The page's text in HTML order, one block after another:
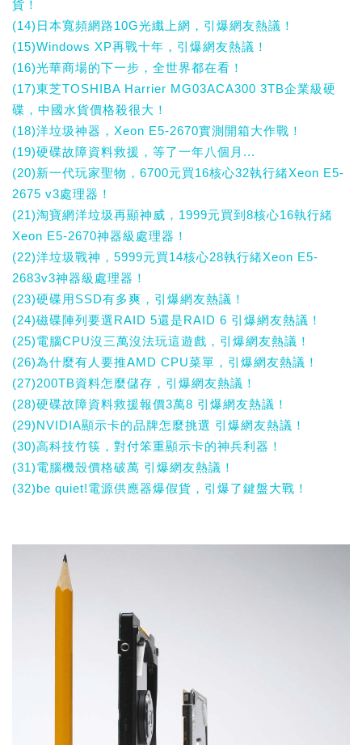
貨！
(14)日本寬頻網路10G光纖上網，引爆網友熱議！
(15)Windows XP再戰十年，引爆網友熱議！
(16)光華商場的下一步，全世界都在看！
(17)東芝TOSHIBA Harrier MG03ACA300 3TB企業級硬
碟，中國水貨價格殺很大！
(18)洋垃圾神器，Xeon E5-2670實測開箱大作戰！
(19)硬碟故障資料救援，等了一年八個月...
(20)新一代玩家聖物，6700元買16核心32執行緒Xeon E5-
2675 v3處理器！
(21)淘寶網洋垃圾再顯神威，1999元買到8核心16執行緒
Xeon E5-2670神器級處理器！
(22)洋垃圾戰神，5999元買14核心28執行緒Xeon E5-
2683v3神器級處理器！
(23)硬碟用SSD有多爽，引爆網友熱議！
(24)磁碟陣列要選RAID 5還是RAID 6 引爆網友熱議！
(25)電腦CPU沒三萬沒法玩這遊戲，引爆網友熱議！
(26)為什麼有人要推AMD CPU菜單，引爆網友熱議！
(27)200TB資料怎麼儲存，引爆網友熱議！
(28)硬碟故障資料救援報價3萬8 引爆網友熱議！
(29)NVIDIA顯示卡的品牌怎麼挑選 引爆網友熱議！
(30)高科技竹筷，對付笨重顯示卡的神兵利器！
(31)電腦機殼價格破萬 引爆網友熱議！
(32)be quiet!電源供應器爆假貨，引爆了鍵盤大戰！